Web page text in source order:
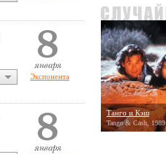
Экспонента
Танго и Кэш
Tango & Cash, 1989